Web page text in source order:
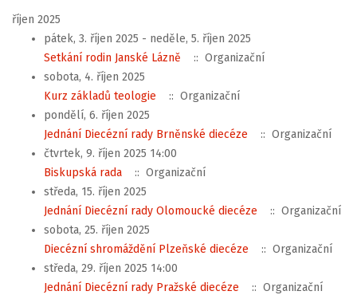
říjen 2025
pátek, 3. říjen 2025 - neděle, 5. říjen 2025
Setkání rodin Janské Lázně
:: Organizační
sobota, 4. říjen 2025
Kurz základů teologie
:: Organizační
pondělí, 6. říjen 2025
Jednání Diecézní rady Brněnské diecéze
:: Organizační
čtvrtek, 9. říjen 2025 14:00
Biskupská rada
:: Organizační
středa, 15. říjen 2025
Jednání Diecézní rady Olomoucké diecéze
:: Organizační
sobota, 25. říjen 2025
Diecézní shromáždění Plzeňské diecéze
:: Organizační
středa, 29. říjen 2025 14:00
Jednání Diecézní rady Pražské diecéze
:: Organizační